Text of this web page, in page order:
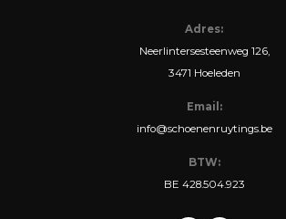
Adres:
Neerlintersesteenweg 126,
3471 Hoeleden
Email:
info@schoenenruytings.be
BTW:
BE 428.504.923